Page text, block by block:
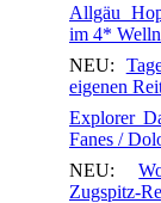
Allgäu
im 4*
NEU:
eigenen
Explorer
Fanes /
NEU:
Zugspitz-